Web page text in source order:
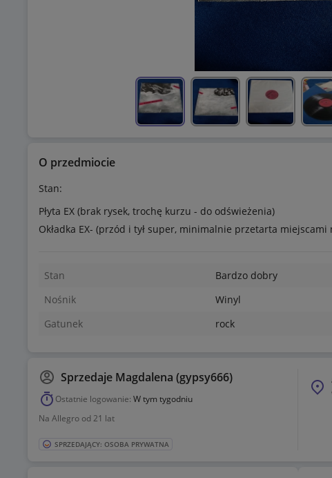
O przedmiocie
Stan:
Płyta EX (brak rysek, trochę kurzu - do odświeżenia)
Okładka EX- (przód i tył super, minimalnie przetarta miejscami
Stan
Bardzo dobry
Nośnik
Winyl
Gatunek
rock
Sprzedaje Magdalena (gypsy666)
Ostatnie logowanie: W tym tygodniu
Na Allegro od 21 lat
SPRZEDAJĄCY: OSOBA PRYWATNA